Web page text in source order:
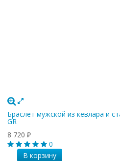
Браслет мужской из кевлара и
GR
8 720 ₽
0
В корзину